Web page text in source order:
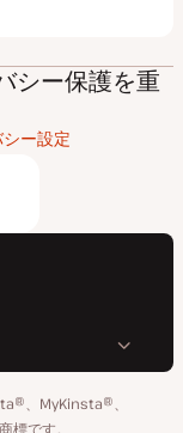
シー保護を重
ー設定
、MyKinsta®、
です。